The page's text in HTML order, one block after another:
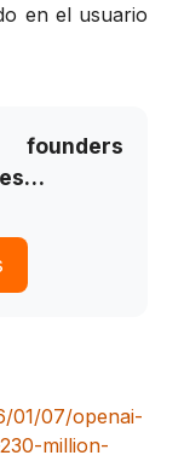
en el usuario
01/07/openai-
million-